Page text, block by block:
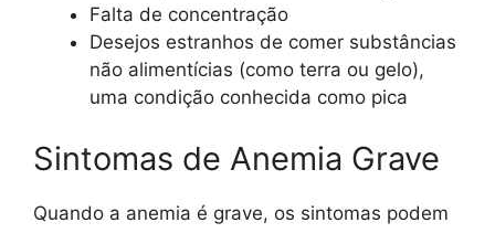
Falta de concentração
Desejos estranhos de comer substâncias
não alimentícias (como terra ou gelo),
uma condição conhecida como pica
Sintomas de Anemia Grave
Quando a anemia é grave, os sintomas podem